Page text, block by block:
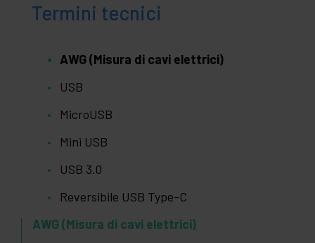
Termini tecnici
AWG (Misura di cavi elettrici)
USB
MicroUSB
Mini USB
USB 3.0
Reversibile USB Type-C
AWG (Misura di cavi elettrici)